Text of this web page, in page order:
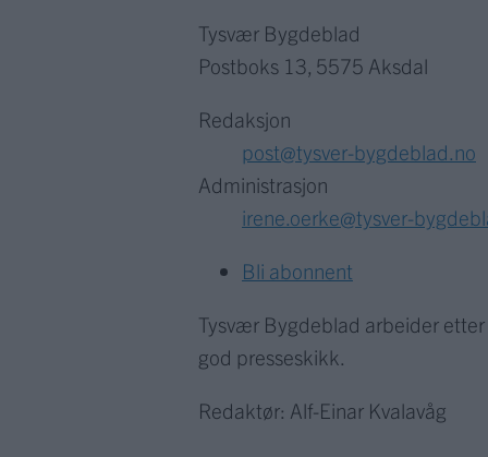
Tysvær Bygdeblad
Postboks 13, 5575 Aksdal
Redaksjon
post@tysver-bygdeblad.no
Administrasjon
irene.oerke@tysver-
Bli abonnent
Tysvær Bygdeblad arbeider etter
god presseskikk.
Redaktør: Alf-Einar Kvalavåg